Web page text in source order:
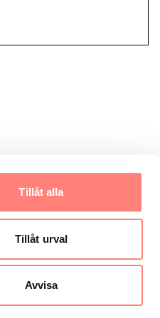
Tillåt alla
Tillåt urval
Avvisa